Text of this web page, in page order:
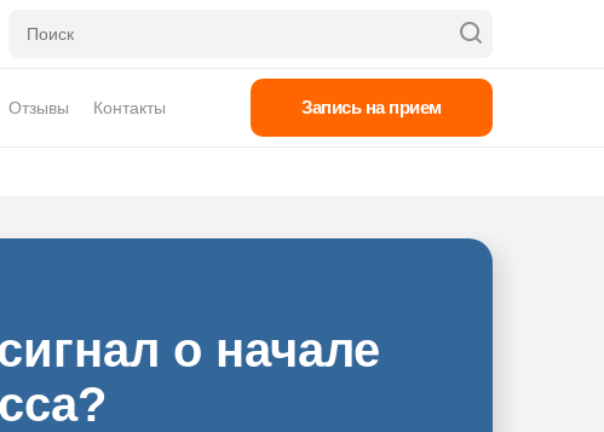
Отзывы Контакты Запись на прием
о начале